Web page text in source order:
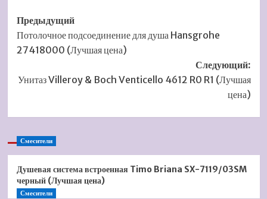
Навигация
записи
Предыдущий
Потолочное подсоединение для душа Hansgrohe
27418000 (Лучшая цена)
Следующий:
Унитаз Villeroy & Boch Venticello 4612 R0 R1 (Лучшая
цена)
Смесители
Душевая система встроенная Timo Briana SX-7119/03SM
черный (Лучшая цена)
Смесители